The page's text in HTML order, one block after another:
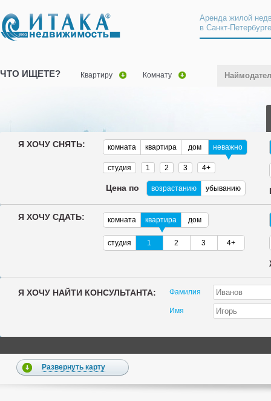
Аренда жилой
в Санкт-
ЧТО ИЩЕТЕ? Квартиру Комнату
Я ХОЧУ СНЯТЬ: комната квартира дом неважно
студия 1 2 3 4+
Цена по возрастанию убыванию
Я ХОЧУ СДАТЬ: комната квартира дом
студия 1 2 3 4+
Я ХОЧУ НАЙТИ КОНСУЛЬТАНТА: Фамилия
Имя
Развернуть карту